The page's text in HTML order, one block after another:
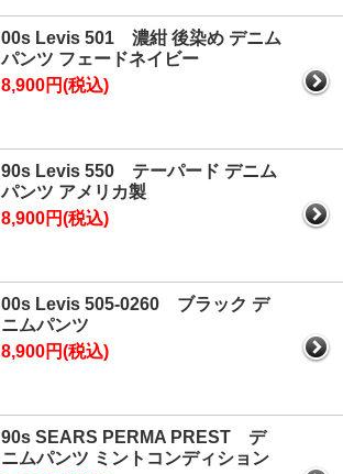
00s Levis 501 濃紺 後染め デニム
パンツ フェードネイビー
8,900円(税込)
90s Levis 550 テーパード デニム
パンツ アメリカ製
8,900円(税込)
00s Levis 505-0260 ブラック デ
ニムパンツ
8,900円(税込)
90s SEARS PERMA PREST デ
ニムパンツ ミントコンディション